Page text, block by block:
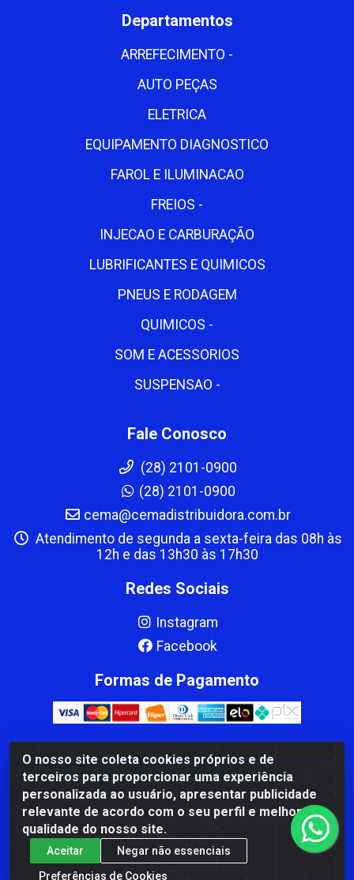
O nosso site coleta cookies próprios e de
terceiros para proporcionar uma experiência
personalizada ao usuário, apresentar publicidade
relevante de acordo com o seu perfil e melhorar a
qualidade do nosso site.
Aceitar
Negar não essenciais
Preferências de Cookies
Departamentos
ARREFECIMENTO -
AUTO PEÇAS
ELETRICA
EQUIPAMENTO DIAGNOSTICO
FAROL E ILUMINACAO
FREIOS -
INJECAO E CARBURAÇÃO
LUBRIFICANTES E QUIMICOS
PNEUS E RODAGEM
QUIMICOS -
SOM E ACESSORIOS
SUSPENSAO -
Fale Conosco
(28) 2101-0900
(28) 2101-0900
cema@cemadistribuidora.com.br
Atendimento de segunda a sexta-feira das 08h às
12h e das 13h30 às 17h30
Redes Sociais
Instagram
Facebook
Formas de Pagamento
CBP MACEDO COMERCIO PEÇAS LTDA Matriz - av Mauro
Miranda Madureira, 1249 - Coramara , Cachoeiro de
Itapemirim/ES - CEP 29.311-310 - CNPJ 00.502.680/0001-41